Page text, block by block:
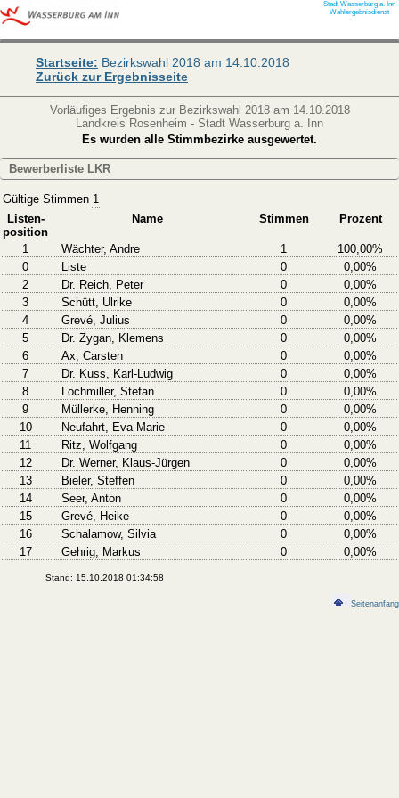
Stadt Wasserburg a. Inn
Wahlergebnisdienst
Startseite: Bezirkswahl 2018 am 14.10.2018
Zurück zur Ergebnisseite
Vorläufiges Ergebnis zur Bezirkswahl 2018 am 14.10.2018
Landkreis Rosenheim - Stadt Wasserburg a. Inn
Es wurden alle Stimmbezirke ausgewertet.
Bewerberliste LKR
Gültige Stimmen 1
Listen-
position
Name Stimmen Prozent
1 Wächter, Andre 1
100,00%
0
Liste 0
0,00%
2
Dr. Reich, Peter 0
0,00%
3
Schütt, Ulrike 0
0,00%
4
Grevé, Julius 0
0,00%
5
Dr. Zygan, Klemens 0
0,00%
6
Ax, Carsten 0
0,00%
7
Dr. Kuss, Karl-Ludwig 0
0,00%
8
Lochmiller, Stefan 0
0,00%
9
Müllerke, Henning 0
0,00%
10
Neufahrt, Eva-Marie 0
0,00%
11
Ritz, Wolfgang 0
0,00%
12
Dr. Werner, Klaus-Jürgen 0
0,00%
13
Bieler, Steffen 0
0,00%
14
Seer, Anton 0
0,00%
15
Grevé, Heike 0
0,00%
16
Schalamow, Silvia 0
0,00%
17
Gehrig, Markus 0 0,00%
Stand: 15.10.2018 01:34:58
Seitenanfang